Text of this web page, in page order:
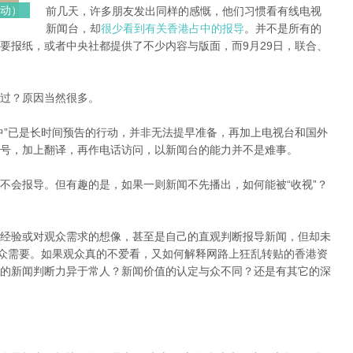
）
前几天，许多朋友发出同样的感慨，他们习惯看有线电视
新闻台，却很少看到有关香港占中的报导。 并不是所有的
报纸，或者中央社都提供了不少内容与版面，而9月29日，联合、
？ 原因当然很多。
已是长时间预告的行动，并非无法提早准备，再加上电视台和国外
，加上翻译，再作电话访问，以新闻台的能力并不是难事。
会报导。 但有趣的是，如果一则新闻不先播出，如何能被“收视”？
验或对观众需求的想像，甚至是自己的直观判断报导新闻，但却未
需要。 如果观众真的不爱看，又如何解释网路上狂乱转贴的香港资
新闻判断力异于常人？ 新闻价值的认定与众不同？还是有其它的深